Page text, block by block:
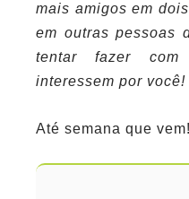
mais amigos em
em outras pessoas
tentar fazer com
interessem por você!
Até semana que vem!